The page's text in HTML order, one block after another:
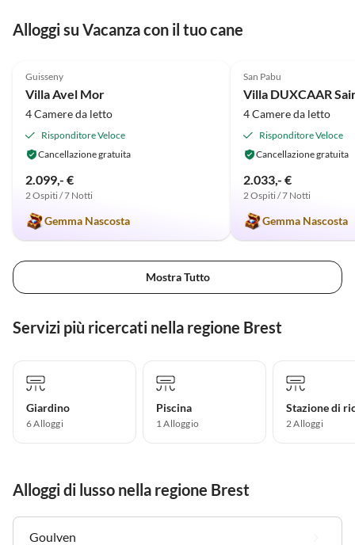
Alloggi su Vacanza con il tuo cane
Guisseny
Villa Avel Mor
4 Camere da letto
Risponditore Veloce
Cancellazione gratuita
2.099,- €
2 Ospiti / 7 Notti
Gemma Nascosta
San Pabu
Villa DUXCAAR
4 Camere da letto
Risponditore Veloce
Cancellazione gratuita
2.033,- €
2 Ospiti / 7 Notti
Gemma Nascosta
Mostra Tutto
Servizi più ricercati nella regione Brest
Giardino
6 Alloggi
Piscina
1 Alloggio 2 Alloggi
Alloggi di lusso nella regione Brest
Goulven